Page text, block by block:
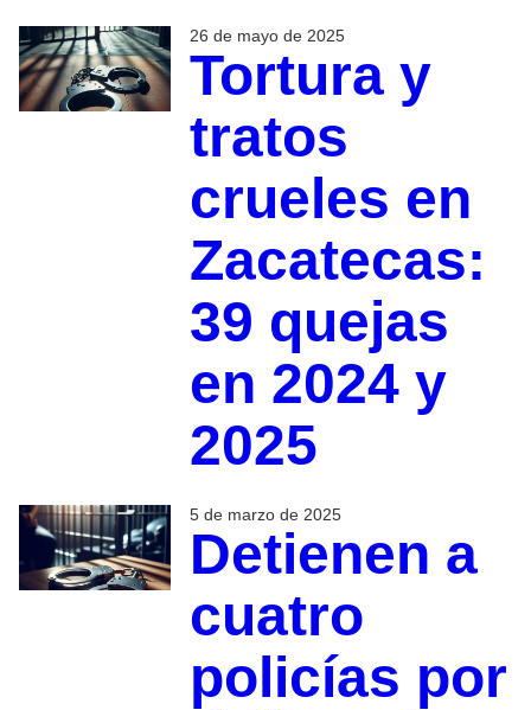
26 de mayo de 2025
Tortura y
tratos
crueles en
Zacatecas:
39 quejas
en 2024 y
2025
5 de marzo de 2025
Detienen a
cuatro
policías por